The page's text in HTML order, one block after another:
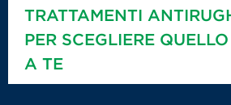
TRATTAMENTI
PER SCEGLIERE
A TE